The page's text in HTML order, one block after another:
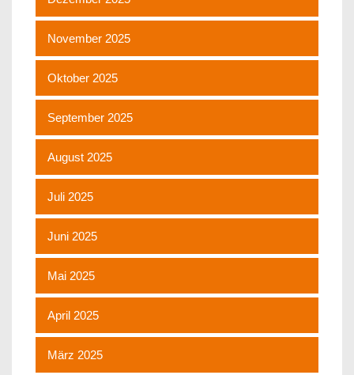
November 2025
Oktober 2025
September 2025
August 2025
Juli 2025
Juni 2025
Mai 2025
April 2025
März 2025